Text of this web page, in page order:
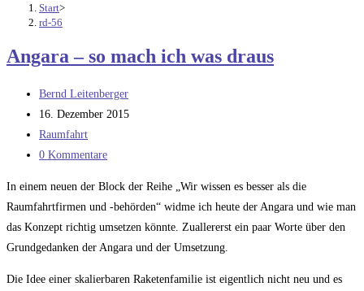
Start>
rd-56
Angara – so mach ich was draus
Beitrags-
Autor:
Bernd Leitenberger
Beitrag
veröffentlicht:
16. Dezember 2015
Beitrags-
Kategorie:
Raumfahrt
Beitrags-
0 Kommentare
In einem neuen der Block der Reihe „Wir wissen es besser als die
Raumfahrtfirmen und -behörden“ widme ich heute der Angara und wie man
das Konzept richtig umsetzen könnte. Zuallererst ein paar Worte über den
Grundgedanken der Angara und der Umsetzung.
Die Idee einer skalierbaren Raketenfamilie ist eigentlich nicht neu und es